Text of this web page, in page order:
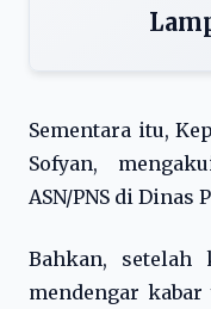
Sementara itu,
Sofyan,
ASN/PNS di Dinas
Bahkan,
mendengar